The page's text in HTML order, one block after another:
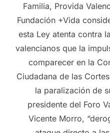
Familia, Provida
Fundación +Vida
esta Ley atenta contra
valencianos que la
comparecer en la
Ciudadana de las
la paralización de
presidente del Foro
Vicente Morro,